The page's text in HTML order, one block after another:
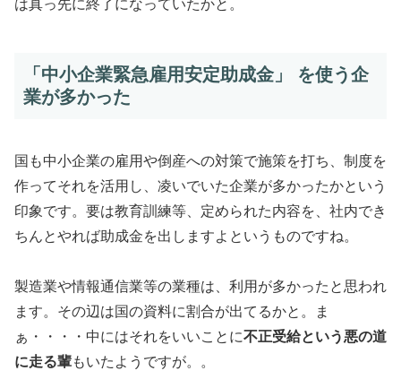
は真っ先に終了 になっていたかと。
「中小企業緊急雇用安定助成金」 を使う企
業が多かった
国も中小企業の雇用や倒産への対策で施策を打ち、制度を
作ってそれを活用し、凌いでいた企業が多かったかという
印象です。要は教育訓練等、定められた内容を、社内でき
ちんとやれば助成金を出しますよというものですね。
製造業や情報通信業等の業種は、利用が多かったと思われ
ます。その辺は国の資料に割合が出てるかと。ま
ぁ・・・・中にはそれをいいことに不正受給という悪の道
に走る輩もいたようですが。。